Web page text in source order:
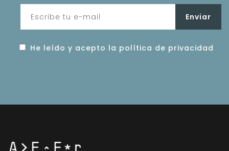
He leído y acepto la política de privacidad